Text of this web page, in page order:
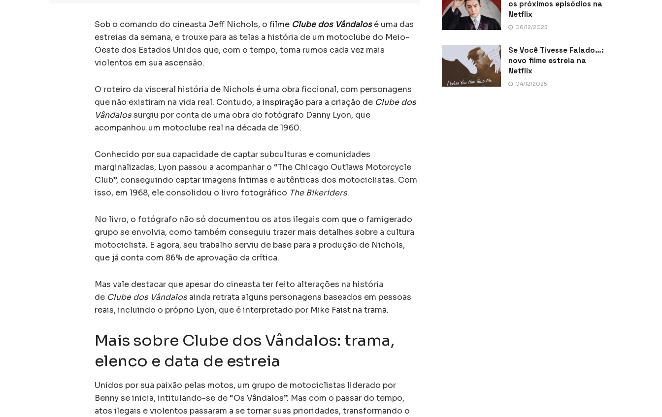
Sob o comando do cineasta Jeff Nichols, o filme Clube dos Vândalosé uma das
estreias da semana, e trouxe para as telas a história de um motoclube do Meio-
Oeste dos Estados Unidos que, com o tempo, toma rumos cada vez mais
violentos em sua ascensão.
O roteiro da visceral história de Nichols é uma obra ficcional, com personagens
que não existiram na vida real. Contudo, a inspiração para a criação de Clube dos
Vândalossurgiu por conta de uma obra do fotógrafo Danny Lyon, que
acompanhou um motoclube real na década de 1960.
Conhecido por sua capacidade de captar subculturas e comunidades
marginalizadas, Lyon passou a acompanhar o “The Chicago Outlaws Motorcycle
Club”, conseguindo captar imagens íntimas e autênticas dos motociclistas. Com
isso, em 1968, ele consolidou o livro fotográfico The Bikeriders.
No livro, o fotógrafo não só documentou os atos ilegais com que o famigerado
grupo se envolvia, como também conseguiu trazer mais detalhes sobre a cultura
motociclista. E agora, seu trabalho serviu de base para a produção de Nichols,
que já conta com 86% de aprovação da crítica.
Mas vale destacar que apesar do cineasta ter feito alterações na história
de Clube dos Vândalos ainda retrata alguns personagens baseados em pessoas
reais, incluindo o próprio Lyon, que é interpretado por Mike Faist na trama.
Mais sobre Clube dos Vândalos: trama,
elenco e data de estreia
Unidos por sua paixão pelas motos, um grupo de motociclistas liderado por
Benny se inicia, intitulando-se de “Os Vândalos”. Mas com o passar do tempo,
atos ilegais e violentos passaram a se tornar suas prioridades, transformando o
os próximos episódios na
Netflix
06/12/2025
Se Você Tivesse Falado…:
novo filme estreia na
Netflix
04/12/2025